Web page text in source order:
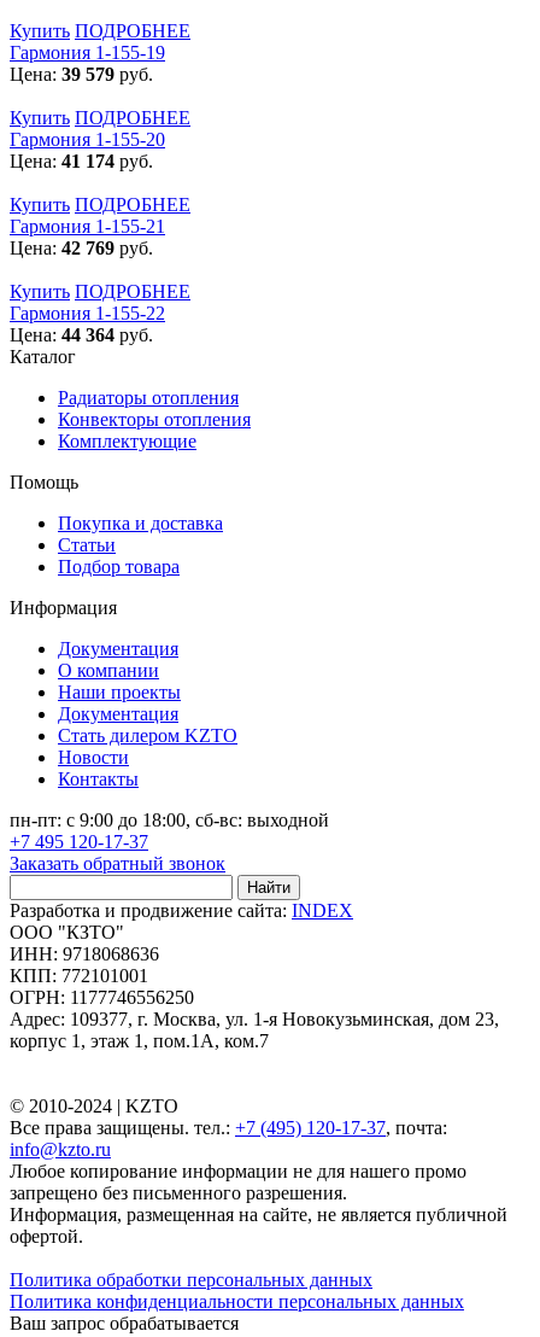
Купить ПОДРОБНЕЕ
Гармония 1-155-19
Цена: 39 579 руб.
Купить ПОДРОБНЕЕ
Гармония 1-155-20
Цена: 41 174 руб.
Купить ПОДРОБНЕЕ
Гармония 1-155-21
Цена: 42 769 руб.
Купить ПОДРОБНЕЕ
Гармония 1-155-22
Цена: 44 364 руб.
Каталог
Радиаторы отопления
Конвекторы отопления
Комплектующие
Помощь
Покупка и доставка
Статьи
Подбор товара
Информация
Документация
О компании
Наши проекты
Документация
Стать дилером KZTO
Новости
Контакты
пн-пт: с 9:00 до 18:00, сб-вс: выходной
+7 495 120-17-37
Заказать обратный звонок
Найти
Разработка и продвижение сайта: INDEX
ООО "КЗТО"
ИНН: 9718068636
КПП: 772101001
ОГРН: 1177746556250
Адрес: 109377, г. Москва, ул. 1-я Новокузьминская, дом 23,
корпус 1, этаж 1, пом.1А, ком.7
© 2010-2024 | KZTO
Все права защищены. тел.: +7 (495) 120-17-37, почта:
info@kzto.ru
Любое копирование информации не для нашего промо
запрещено без письменного разрешения.
Информация, размещенная на сайте, не является публичной
офертой.
Политика обработки персональных данных
Политика конфиденциальности персональных данных
Ваш запрос обрабатывается